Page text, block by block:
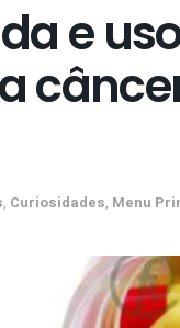
e
, Curiosidades, Menu